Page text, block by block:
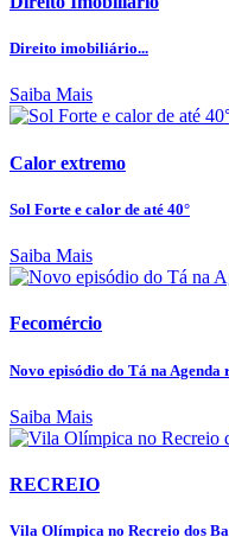
Direito imobiliário...
Saiba Mais
Calor extremo
Sol Forte e calor de até 40°
Saiba Mais
Fecomércio
Novo episódio do Tá na Agenda
Saiba Mais
RECREIO
Vila Olímpica no Recreio dos